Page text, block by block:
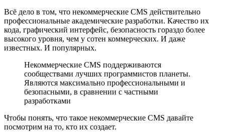
Всё дело в том, что некоммерческие CMS действительно
профессиональные академические разработки. Качество их
кода, графический интерфейс, безопасность гораздо более
высокого уровня, чем у сотен коммерческих. И даже
известных. И популярных.
Некоммерческие CMS поддерживаются
сообществами лучших программистов планеты.
Являются максимально профессиональными и
безопасными, в сравнении с частными
разработками
Чтобы понять, что такое некоммерческие CMS давайте
посмотрим на то, кто их создает.